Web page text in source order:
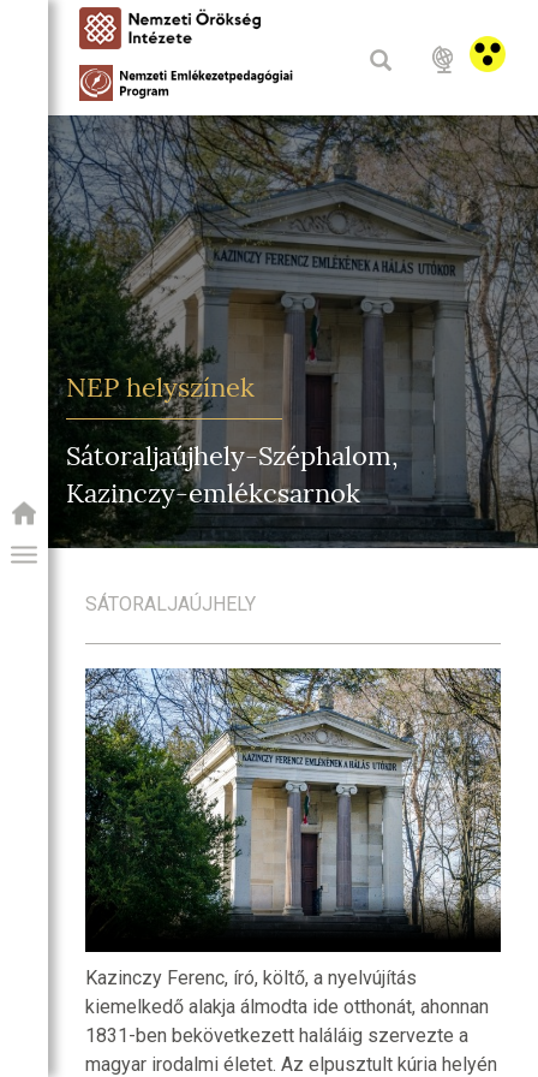
PROGRAM
NEP helyszínek
Sátoraljaújhely-Széphalom,
Kazinczy-emlékcsarnok
SÁTORALJAÚJHELY
Kazinczy Ferenc, író, költő, a nyelvújítás
kiemelkedő alakja álmodta ide otthonát, ahonnan
1831-ben bekövetkezett haláláig szervezte a
magyar irodalmi életet. Az elpusztult kúria helyén